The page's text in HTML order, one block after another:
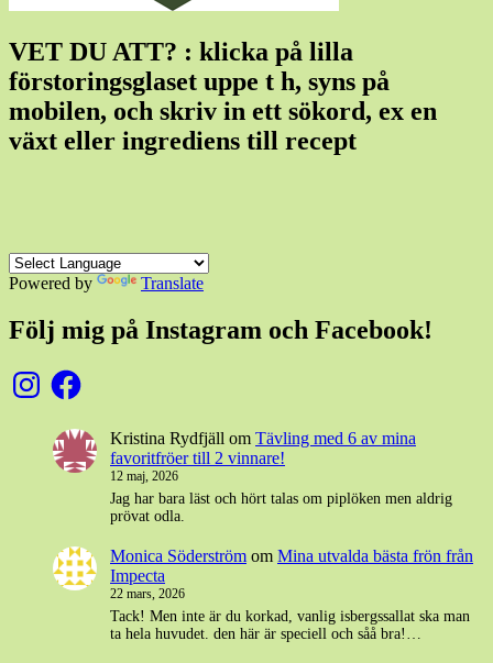
VET DU ATT? : klicka på lilla
förstoringsglaset uppe t h, syns på
mobilen, och skriv in ett sökord, ex en
växt eller ingrediens till recept
Powered by Translate
Följ mig på Instagram och Facebook!
InstagramFacebook
Kristina Rydfjäll om Tävling med 6 av mina
favoritfröer till 2 vinnare!
12 maj, 2026
Jag har bara läst och hört talas om piplöken men aldrig
prövat odla.
Monica Söderström om Mina utvalda bästa frön från
Impecta
22 mars, 2026
Tack! Men inte är du korkad, vanlig isbergssallat ska man
ta hela huvudet. den här är speciell och såå bra!…